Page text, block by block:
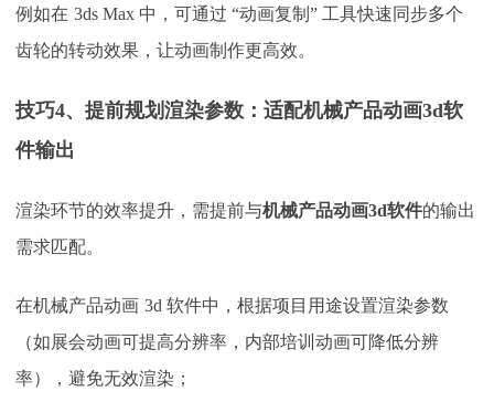
例如在 3ds Max 中，可通过 “动画复制” 工具快速同步多个
齿轮的转动效果，让动画制作更高效。​
技巧4、提前规划渲染参数：适配机械产品动画3d软
件输出
渲染环节的效率提升，需提前与机械产品动画3d软件的输出
需求匹配。
在机械产品动画 3d 软件中，根据项目用途设置渲染参数
（如展会动画可提高分辨率，内部培训动画可降低分辨
率），避免无效渲染；